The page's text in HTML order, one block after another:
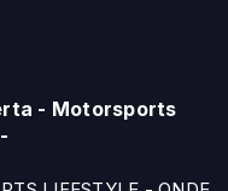
- Motorsports